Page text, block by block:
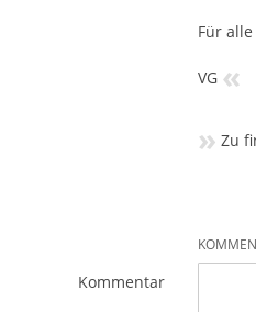
Für
VG «
» Zu
Kommentar